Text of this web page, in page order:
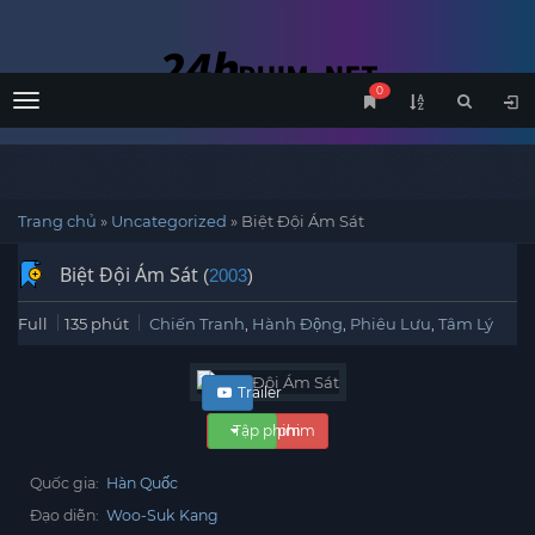
Menu
0
Trang chủ » Uncategorized » Biệt Đội Ám Sát
Biệt Đội Ám Sát (2003)
Full 135 phút Chiến Tranh Hành Động Phiêu Lưu Tâm Lý
Xem phim
Trailer
Tập phim
Quốc gia: Hàn Quốc
Đạo diễn: Woo-Suk Kang